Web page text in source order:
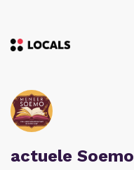
actuele Soemo